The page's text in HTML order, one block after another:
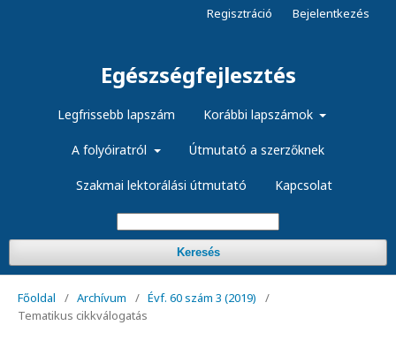
Egészségfejlesztés
Legfrissebb lapszám Korábbi lapszámok
A folyóiratról Útmutató a szerzőknek
Szakmai lektorálási útmutató Kapcsolat
Keresés
Regisztráció Bejelentkezés
Főoldal / Archívum / Évf. 60 szám 3 (2019)
/
Tematikus cikkválogatás